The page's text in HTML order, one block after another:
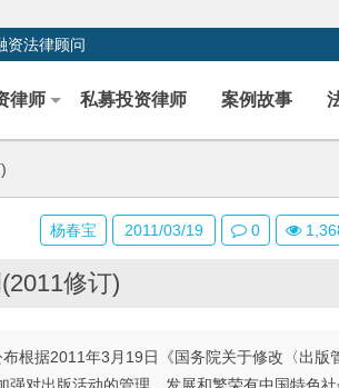
资法律顾问
律师 私募投资律师 案例故事
修订)
根据2011年3月19日《国务院关于修改〈出版
杨春宝 2011/03/19 0